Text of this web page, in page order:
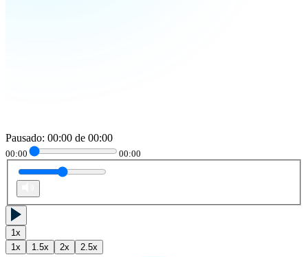
Pausado: 00:00 de 00:00
00:00 00:00
1x
1x 1.5x 2x 2.5x